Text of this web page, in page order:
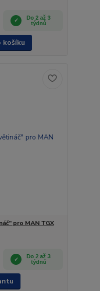
Do 2 až 3
týdnů
košíku
pro MAN TGX
Do 2 až 3
týdnů